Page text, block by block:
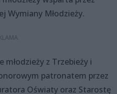
Wymiany Młodzieży.
z Trzebieży i
patronatem przez
Oświaty oraz Starostę